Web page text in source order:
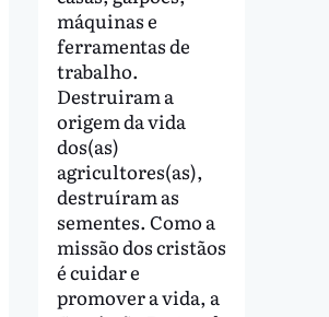
máquinas e
ferramentas de
trabalho.
Destruiram a
origem da vida
dos(as)
agricultores(as),
destruíram as
sementes. Como a
missão dos cristãos
é cuidar e
promover a vida, a